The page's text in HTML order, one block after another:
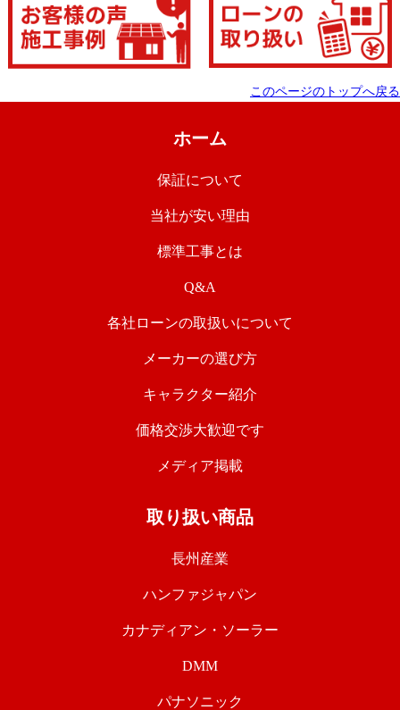
このページのトップへ戻る
ホーム
保証について
当社が安い理由
標準工事とは
Q&A
各社ローンの取扱いについて
メーカーの選び方
キャラクター紹介
価格交渉大歓迎です
メディア掲載
取り扱い商品
長州産業
ハンファジャパン
カナディアン・ソーラー
DMM
パナソニック